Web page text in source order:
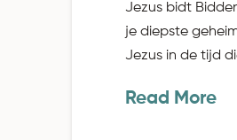
Jezus bidt
je diepste
Jezus in de tijd
Read More